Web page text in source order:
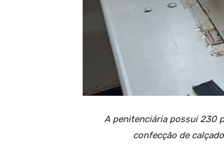
A penitenciária possui 230
confecção de